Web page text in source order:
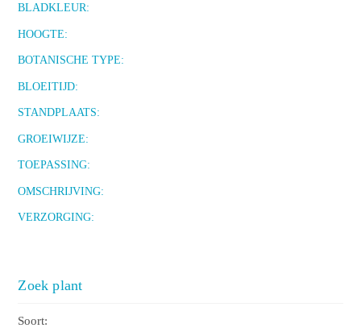
BLADKLEUR:
HOOGTE:
BOTANISCHE TYPE:
BLOEITIJD:
STANDPLAATS:
GROEIWIJZE:
TOEPASSING:
OMSCHRIJVING:
VERZORGING:
Zoek plant
Soort: